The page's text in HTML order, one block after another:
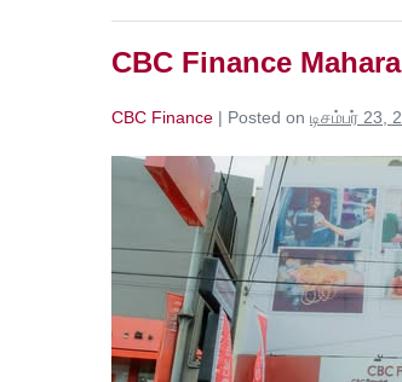
CBC Finance
CBC Finance | Posted on டிசம்பர் 23,